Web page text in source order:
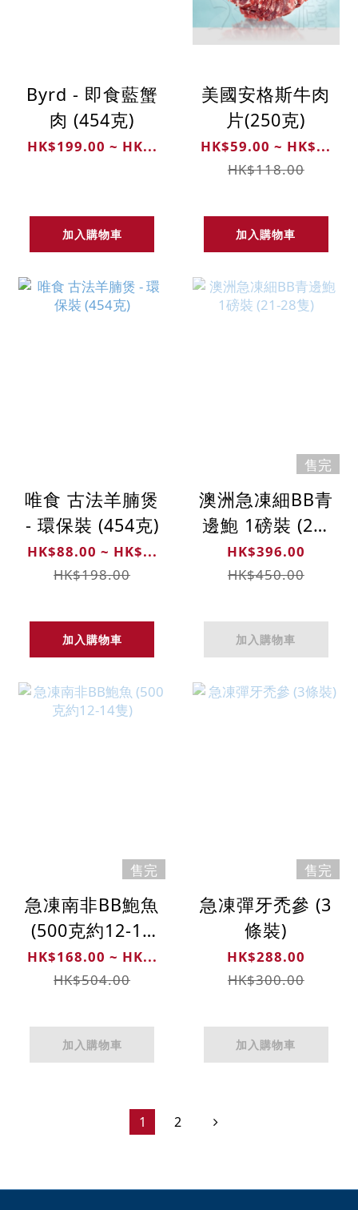
Byrd - 即食藍蟹
肉 (454克)
HK$199.00 ~ HK...
加入購物車
美國安格斯牛肉
片(250克)
HK$59.00 ~ HK$...
HK$118.00
加入購物車
唯食 古法羊腩煲
- 環保裝 (454克)
HK$88.00 ~ HK$...
HK$198.00
加入購物車
售完
澳洲急凍細BB青
邊鮑 1磅裝 (21-
28隻)
HK$396.00
HK$450.00
加入購物車
售完
急凍南非BB鮑魚
(500克約12-14
隻)
HK$168.00 ~ HK...
HK$504.00
加入購物車
售完
急凍彈牙禿參 (3
條裝)
HK$288.00
HK$300.00
加入購物車
1 2